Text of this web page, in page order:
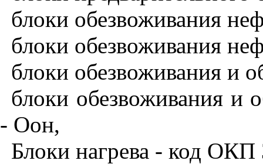
блоки обезвоживания
блоки обезвоживания
блоки обезвоживания и
блоки обезвоживания и
- Оон,
Блоки нагрева - код ОКП